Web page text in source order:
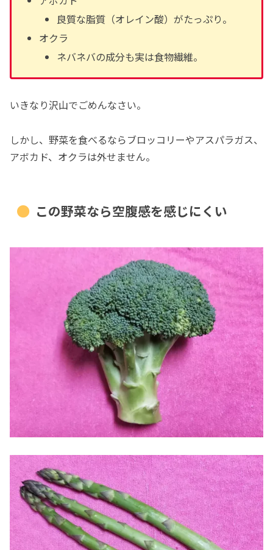
良質な脂質（オレイン酸）がたっぷり。
オクラ
ネバネバの成分も実は食物繊維。
いきなり沢山でごめんなさい。
しかし、野菜を食べるならブロッコリーやアスパラガス、
アボカド、オクラは外せません。
この野菜なら空腹感を感じにくい